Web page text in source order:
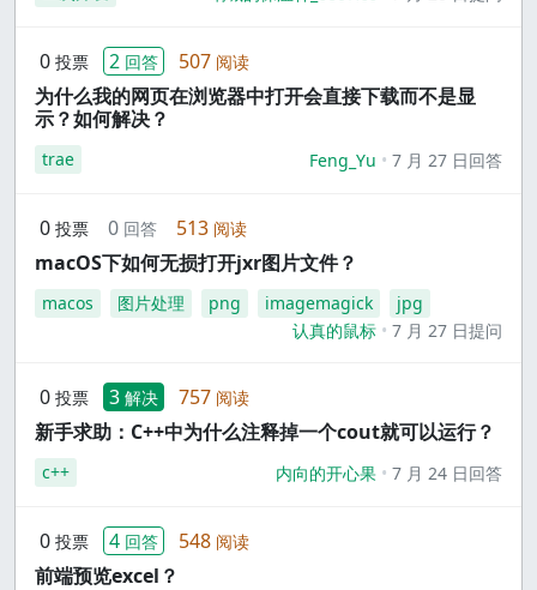
0 投票 2 回答 507 阅读
为什么我的网页在浏览器中打开会直接下载而不是显
示？如何解决？
trae Feng_Yu 7 月 27 日回答
0 投票 0 回答 513 阅读
macOS下如何无损打开jxr图片文件？
macos 图片处理 png imagemagick
jpg
认真的鼠标
7 月 27 日提问
0 投票 3 解决 757 阅读
新手求助：C++中为什么注释掉一个cout就可以运行？
c++ 内向的开心果 7 月 24 日回答
0 投票 4 回答 548 阅读
前端预览excel？